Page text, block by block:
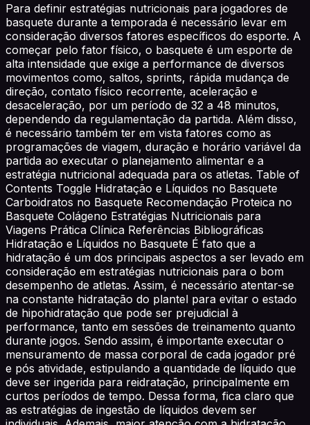
Para definir estratégias nutricionais para jogadores de
basquete durante a temporada é necessário levar em
consideração diversos fatores específicos do esporte. A
começar pelo fator físico, o basquete é um esporte de
alta intensidade que exige a performance de diversos
movimentos como, saltos, sprints, rápida mudança de
direção, contato físico recorrente, aceleração e
desaceleração, por um período de 32 a 48 minutos,
dependendo da regulamentação da partida. Além disso,
é necessário também ter em vista fatores como as
programações de viagem, duração e horário variável da
partida ao executar o planejamento alimentar e a
estratégia nutricional adequada para os atletas. Table of
Contents Toggle Hidratação e Líquidos no Basquete
Carboidratos no Basquete Recomendação Proteica no
Basquete Colágeno Estratégias Nutricionais para
Viagens Prática Clínica Referências Bibliográficas
Hidratação e Líquidos no Basquete É fato que a
hidratação é um dos principais aspectos a ser levado em
consideração em estratégias nutricionais para o bom
desempenho de atletas. Assim, é necessário atentar-se
na constante hidratação do plantel para evitar o estado
de hipohidratação que pode ser prejudicial à
performance, tanto em sessões de treinamento quanto
durante jogos. Sendo assim, é importante executar o
mensuramento de massa corporal de cada jogador pré
e pós atividade, estipulando a quantidade de líquido que
deve ser ingerida para reidratação, principalmente em
curtos períodos de tempo. Dessa forma, fica claro que
as estratégias de ingestão de líquidos devem ser